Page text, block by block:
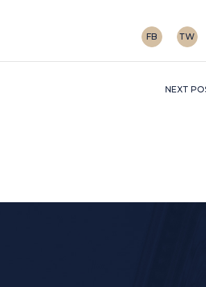
FB TW
NEXT